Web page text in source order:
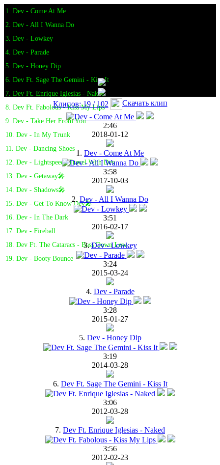
1. Dev - Come At Me
2. Dev - All I Wanna Do
3. Dev - Lowkey
4. Dev - Parade
5. Dev - Honey Dip
6. Dev Ft. Sage The Gemini - Kiss It
7. Dev Ft. Enrique Iglesias - Naked
8. Dev Ft. Fabolous - Kiss My Lips
9. Dev - Take Her From You
10. Dev - In My Trunk
11. Dev - Dancing Shoes
12. Dev - Lightspeed: Travel With Dev
13. Dev - Getaway🎤
14. Dev - Shadows🎤
15. Dev - Get To Know Dev🎤
16. Dev - In The Dark
17. Dev - Fireball
18. Dev Ft. The Cataracs - Bass Down Low
19. Dev - Booty Bounce
Клипов: 19 / 102 Скачать клип
2:46
2018-01-12
1. Dev - Come At Me
3:58
2017-10-03
2. Dev - All I Wanna Do
3:51
2016-02-17
3.Dev - Lowkey
3:24
2015-03-24
4. Dev - Parade
3:28
2015-01-27
5. Dev - Honey Dip
3:19
2014-03-28
6. Dev Ft. Sage The Gemini - Kiss It
3:06
2012-03-28
7. Dev Ft. Enrique Iglesias - Naked
3:56
2012-02-23